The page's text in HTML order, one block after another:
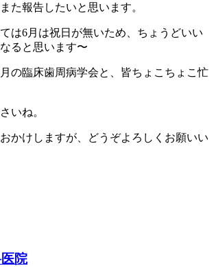
た報告したいと思います。
は6月は祝日が無いため、ちょうどいい
ると思います〜
の臨床歯周病学会と、皆ちょこちょこ忙
いね。
かけしますが、どうぞよろしくお願いい